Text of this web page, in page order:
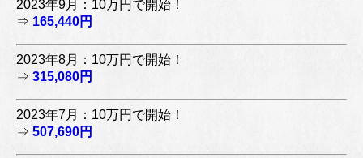
2023年9月：10万円で開始！
⇒ 165,440円
2023年8月：10万円で開始！
⇒ 315,080円
2023年7月：10万円で開始！
⇒ 507,690円